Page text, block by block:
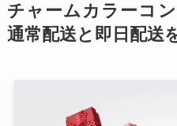
チャームカラーコ
通常配送と即日配送